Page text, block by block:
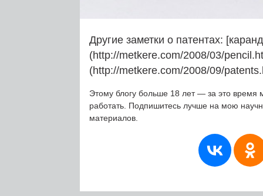
Другие заметки о патентах:
(http://metkere.com/2008/03/
(http://metkere.com/2008/09/
Этому блогу больше 18 лет — за это время
работать. Подпишитесь лучше на мою
материалов.